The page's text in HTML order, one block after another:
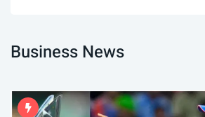
Business News